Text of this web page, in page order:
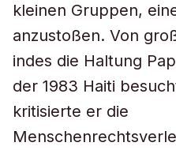
kleinen Gruppen,
anzustoßen. Von
indes die Haltung
der 1983 Haiti
kritisierte er die